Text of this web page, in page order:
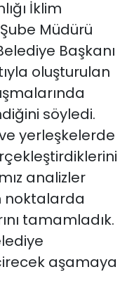
İklim
Müdürü
Başkanı
oluşturulan
söyledi.
yerleşkelerde
analizler
noktalarda
tamamladık.
aşamaya